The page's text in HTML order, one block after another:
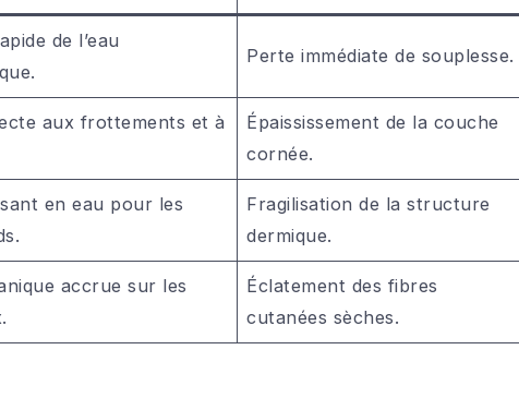
de l’eau
Perte immédiate de souplesse.
aux frottements et à
Épaississement de la couche
cornée.
en eau pour les
Fragilisation de la structure
dermique.
accrue sur les
Éclatement des fibres
cutanées sèches.